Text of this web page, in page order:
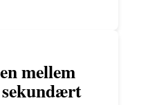
mellem